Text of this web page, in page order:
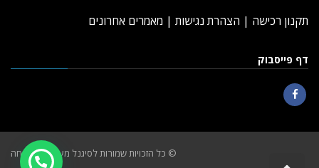
תקנון רכישה | הצהרת נגישות | מאמרים אחרונים
דף פייסבוק
© כל הזכויות שמורות לסיגנל מערכות אבטחה